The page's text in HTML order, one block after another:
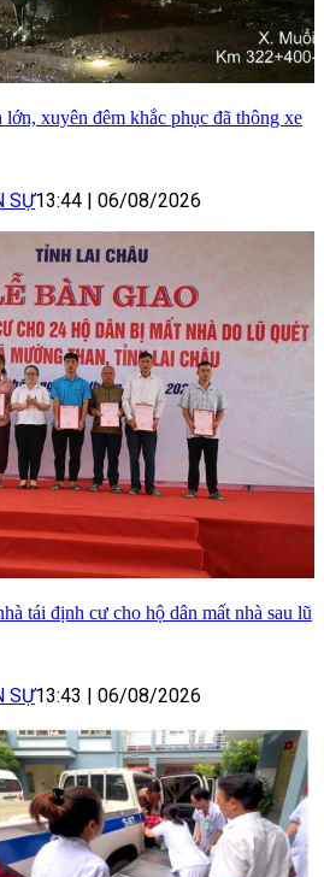
xuyên đêm khắc phục đã thông xe
SỰ13:44 06/08/2026
tái định cư cho hộ dân mất nhà sau lũ
SỰ13:43 06/08/2026